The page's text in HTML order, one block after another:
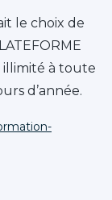
le choix de
illimité à toute
d’année.